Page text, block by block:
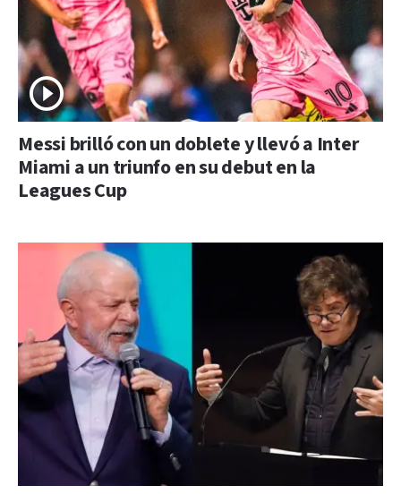
Messi brilló con un doblete y llevó a Inter
Miami a un triunfo en su debut en la
Leagues Cup